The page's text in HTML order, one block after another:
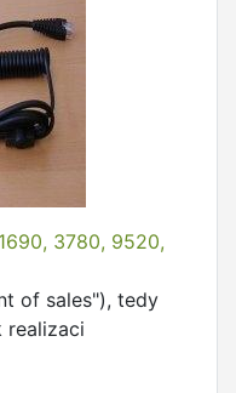
3780, 9520,
of sales"), tedy
realizaci